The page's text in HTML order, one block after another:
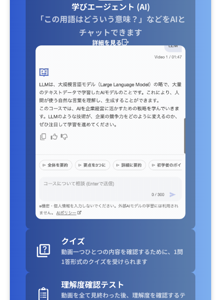
学びエージェント (AI)
「この用語はどういう意味？」などをAIと
チャットできます
詳細を見る
クイズ
動画一つひとつの内容を確認するために、1問
1答形式のクイズを受けられます
理解度確認テスト
動画を全て見終わった後、理解度を確認するテ